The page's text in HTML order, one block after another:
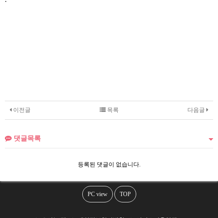
이전글 다음글
목록
댓글목록
등록된 댓글이 없습니다.
PC view TOP